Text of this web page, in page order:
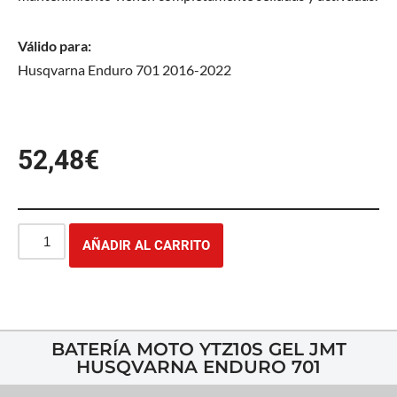
Válido para:
Husqvarna Enduro 701 2016-2022
52,48€
AÑADIR AL CARRITO
BATERÍA MOTO YTZ10S GEL JMT
HUSQVARNA ENDURO 701